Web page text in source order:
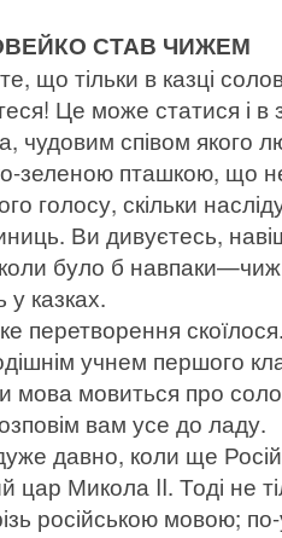
СТАВ ЧИЖЕМ
що тільки в казці
Це може статися і в
чудовим співом якого
зеленою пташкою, що не
голосу, скільки
Ви дивуєтесь,
було б
у казках.
перетворення
учнем першого
мова мовиться про
вам усе до ладу.
давно, коли ще
цар Микола II. Тоді не
російською мовою;